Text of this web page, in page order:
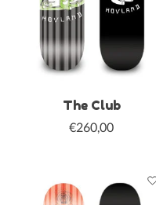
The Club
€260,00